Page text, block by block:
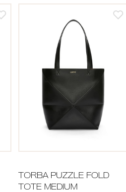
TORBA PUZZLE FOLD
TOTE MEDIUM